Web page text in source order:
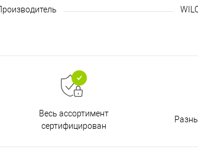
Весь ассортимент
сертифицирован